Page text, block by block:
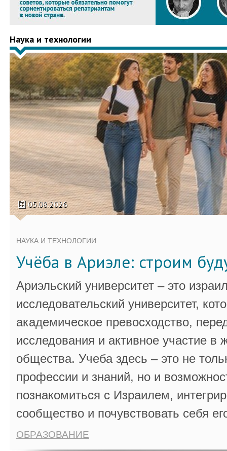
Наука и технологии
05.08.2026
НАУКА И ТЕХНОЛОГИИ
Учёба в Ариэле: строим
Ариэльский университет – это
исследовательский университет,
академическое превосходство,
исследования и активное участие в
общества. Учеба здесь – это не
профессии и знаний, но и
познакомиться с Израилем,
сообщество и почувствовать себя
ОБРАЗОВАНИЕ